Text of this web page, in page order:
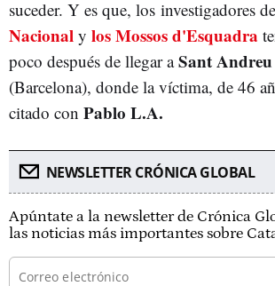
suceder. Y es que, los investigadores
Nacional y los Mossos d'Esquadra
poco después de llegar aSant
(Barcelona), donde la víctima, de 46
citado con Pablo L.A.
NEWSLETTER CRÓNICA GLOBAL
Apúntate a la newsletter de Crónica
las noticias más importantes sobre